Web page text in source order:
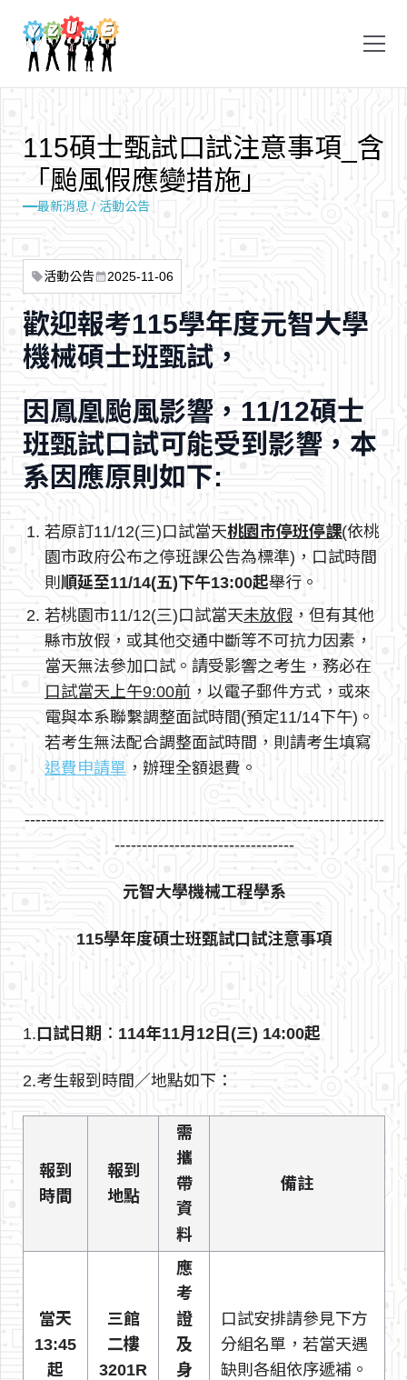
最新消息 / 活動公告
115碩士甄試口試注意事項 含
「 颱風假應變措施 」
sell活動公告calendar_month 2025-11-06
歡迎報考115學年度元智大學
機械碩士班甄試，
因鳳凰颱風影響，11/12碩士
班甄試口試可能受到影響，本
系因應原則如下:
若原訂11/12(三)口試當天桃園市停班停課(依桃
園市政府公布之停班課公告為標準)，口試時間
則順延至11/14(五)下午13:00起舉行。
若桃園市11/12(三)口試當天未放假 ，但有其他
縣市放假，或其他交通中斷等不可抗力因素，
當天無法參加口試。請受影響之考生，務必在
口試當天上午9:00前 ，以電子郵件方式，或來
電與本系聯繫調整面試時間(預定11/14下午)。
若考生無法配合調整面試時間，則請考生填寫
退費申請單 ，辦理全額退費。
------------------------------------------------------------------
---------------------------------
元智大學機械工程學系
115學年度碩士班甄試口試注意事項
1. 口試日期 ： 114年11月12日(三) 14:00起
2.考生報到時間／地點如下：
報到
時間
報到
地點
需
攜
帶
資
料
備註
當天
13:45
起
三館
二樓
3201R
應
考
證
及
身
口試安排請參見下方
分組名單，若當天遇
缺則各組依序遞補。